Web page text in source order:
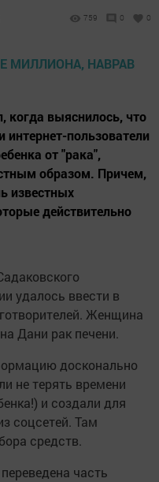
759 0 0
когда выяснилось, что
пользователи
от "рака",
образом. Причем,
известных
действительно
удалось ввести в
Женщина
Дани рак печени.
досконально
не терять времени
и создали для
соцсетей. Там
средств.
часть